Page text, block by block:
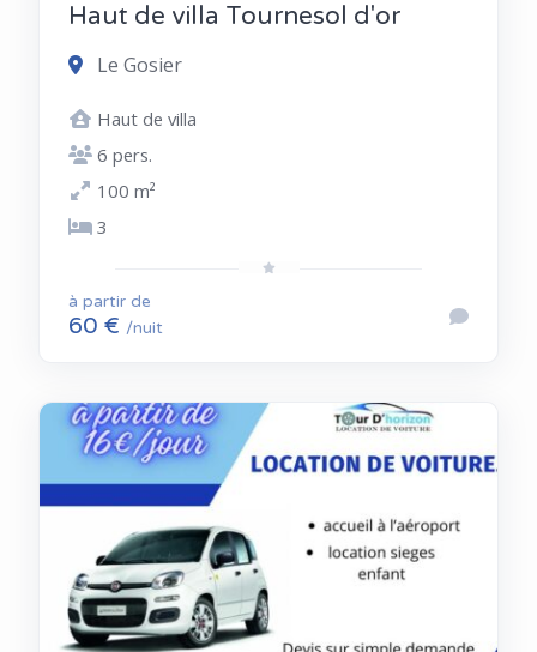
Haut de villa Tournesol d'or
Le Gosier
Haut de villa
6 pers.
100 m²
3
à partir de
60 € /nuit